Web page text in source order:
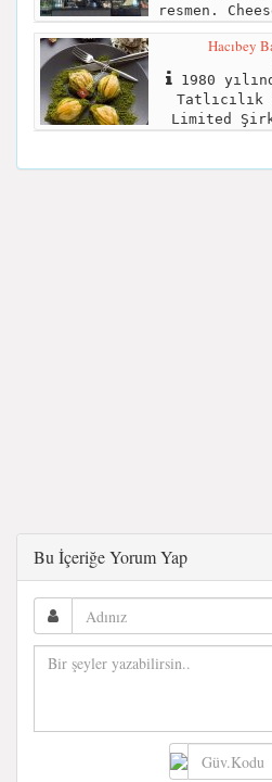
resmen.
Hacıbey
1980
Tatlıcılık
Limited
Bu İçeriğe Yorum Yap